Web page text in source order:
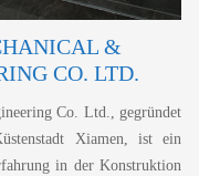
&
CO. LTD.
Co. Ltd., gegründet
Xiamen, ist ein
in der Konstruktion